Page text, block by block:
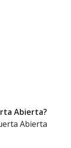
Abierta?
Abierta